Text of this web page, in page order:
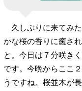
久しぶりに来てみ
かな桜の香りに癒さ
と。今日は７分咲き
です。今晩からここ
うですね。桜並木が